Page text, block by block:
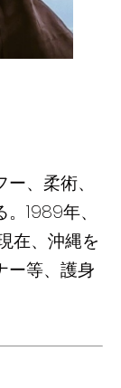
、柔術、
1989年、
在、沖縄を
ー等、護身